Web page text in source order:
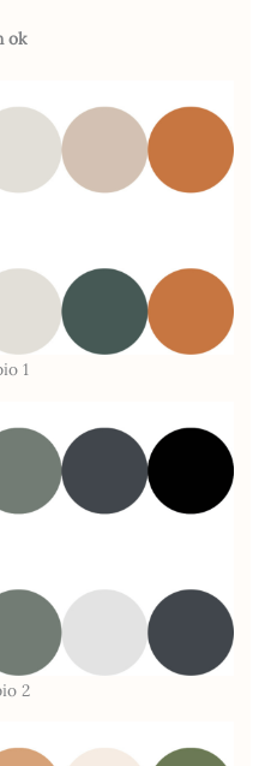
ok
1
2